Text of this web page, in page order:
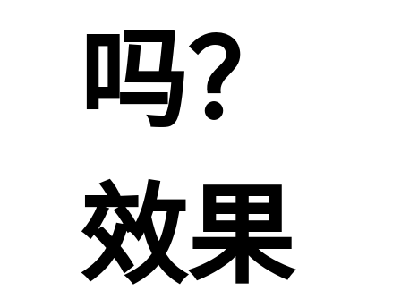
吗？
效果